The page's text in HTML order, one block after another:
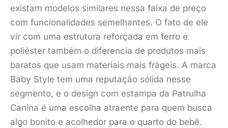
existam modelos similares nessa faixa de preço
com funcionalidades semelhantes. O fato de ele
vir com uma estrutura reforçada em ferro e
poliéster também o diferencia de produtos mais
baratos que usam materiais mais frágeis. A marca
Baby Style tem uma reputação sólida nesse
segmento, e o design com estampa da Patrulha
Canina é uma escolha atraente para quem busca
algo bonito e acolhedor para o quarto do bebê.